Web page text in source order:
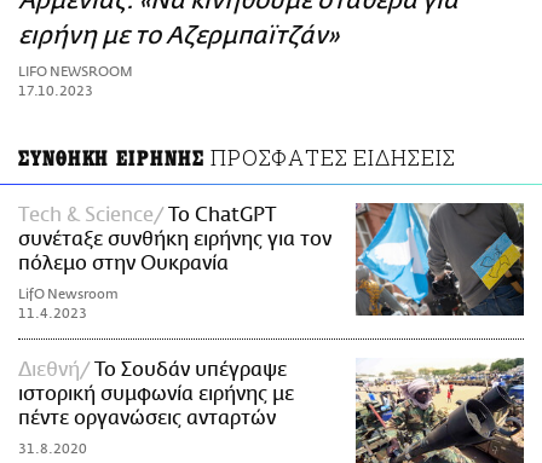
ΑΜΠΑ
PRINT
ειρήνη με το Αζερμπαϊτζάν»
LIFO NEWSROOM
17.10.2023
ΣΥΝΘΗΚΗ ΕΙΡΗΝΗΣ ΠΡΟΣΦΑΤΕΣ ΕΙΔΗΣΕΙΣ
Τech & Science
Το ChatGPT
συνέταξε συνθήκη ειρήνης για τον
πόλεμο στην Ουκρανία
LifO Newsroom
11.4.2023
Διεθνή
Το Σουδάν υπέγραψε
ιστορική συμφωνία ειρήνης με
πέντε οργανώσεις ανταρτών
31.8.2020